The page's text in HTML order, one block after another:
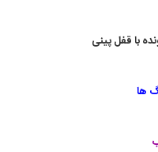
با قفل پینی
ها